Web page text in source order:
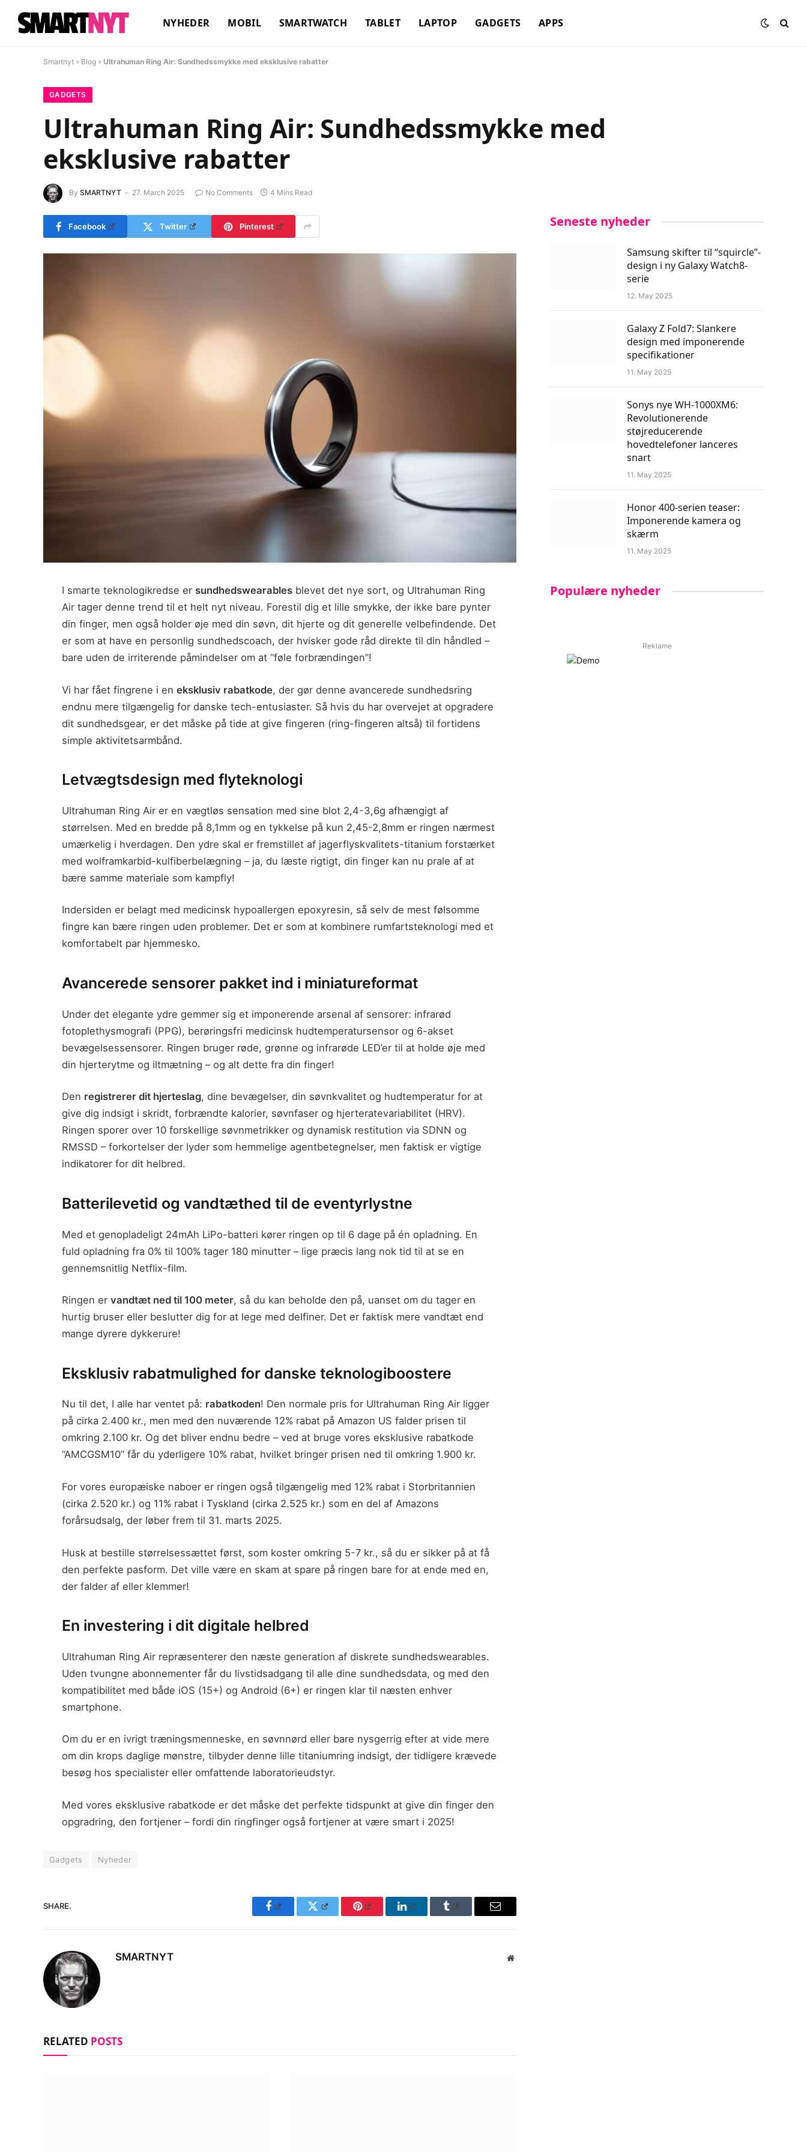
NYHEDER MOBIL SMARTWATCH TABLET LAPTOP GADGETS APPS
Smartnyt » Blog » Ultrahuman Ring Air: Sundhedssmykke med eksklusive rabatter
GADGETS
Ultrahuman Ring Air: Sundhedssmykke med
eksklusive rabatter
By SMARTNYT 27. March 2025 No Comments 4 Mins Read
Facebook Twitter Pinterest
I smarte teknologikredse er sundhedswearables blevet det nye sort, og Ultrahuman Ring
Air tager denne trend til et helt nyt niveau. Forestil dig et lille smykke, der ikke bare pynter
din finger, men også holder øje med din søvn, dit hjerte og dit generelle velbefindende. Det
er som at have en personlig sundhedscoach, der hvisker gode råd direkte til din håndled –
bare uden de irriterende påmindelser om at “føle forbrændingen”!
Vi har fået fingrene i en eksklusiv rabatkode, der gør denne avancerede sundhedsring
endnu mere tilgængelig for danske tech-entusiaster. Så hvis du har overvejet at opgradere
dit sundhedsgear, er det måske på tide at give fingeren (ring-fingeren altså) til fortidens
simple aktivitetsarmbånd.
Letvægtsdesign med flyteknologi
Ultrahuman Ring Air er en vægtløs sensation med sine blot 2,4-3,6g afhængigt af
størrelsen. Med en bredde på 8,1mm og en tykkelse på kun 2,45-2,8mm er ringen nærmest
umærkelig i hverdagen. Den ydre skal er fremstillet af jagerflyskvalitets-titanium forstærket
med wolframkarbid-kulfiberbelægning – ja, du læste rigtigt, din finger kan nu prale af at
bære samme materiale som kampfly!
Indersiden er belagt med medicinsk hypoallergen epoxyresin, så selv de mest følsomme
fingre kan bære ringen uden problemer. Det er som at kombinere rumfartsteknologi med et
komfortabelt par hjemmesko.
Avancerede sensorer pakket ind i miniatureformat
Under det elegante ydre gemmer sig et imponerende arsenal af sensorer: infrarød
fotoplethysmografi (PPG), berøringsfri medicinsk hudtemperatursensor og 6-akset
bevægelsessensorer. Ringen bruger røde, grønne og infrarøde LED’er til at holde øje med
din hjerterytme og iltmætning – og alt dette fra din finger!
Den registrerer dit hjerteslag, dine bevægelser, din søvnkvalitet og hudtemperatur for at
give dig indsigt i skridt, forbrændte kalorier, søvnfaser og hjerteratevariabilitet (HRV).
Ringen sporer over 10 forskellige søvnmetrikker og dynamisk restitution via SDNN og
RMSSD – forkortelser der lyder som hemmelige agentbetegnelser, men faktisk er vigtige
indikatorer for dit helbred.
Batterilevetid og vandtæthed til de eventyrlystne
Med et genopladeligt 24mAh LiPo-batteri kører ringen op til 6 dage på én opladning. En
fuld opladning fra 0% til 100% tager 180 minutter – lige præcis lang nok tid til at se en
gennemsnitlig Netflix-film.
Ringen er vandtæt ned til 100 meter, så du kan beholde den på, uanset om du tager en
hurtig bruser eller beslutter dig for at lege med delfiner. Det er faktisk mere vandtæt end
mange dyrere dykkerure!
Eksklusiv rabatmulighed for danske teknologiboostere
Nu til det, I alle har ventet på: rabatkoden! Den normale pris for Ultrahuman Ring Air ligger
på cirka 2.400 kr., men med den nuværende 12% rabat på Amazon US falder prisen til
omkring 2.100 kr. Og det bliver endnu bedre – ved at bruge vores eksklusive rabatkode
“AMCGSM10” får du yderligere 10% rabat, hvilket bringer prisen ned til omkring 1.900 kr.
For vores europæiske naboer er ringen også tilgængelig med 12% rabat i Storbritannien
(cirka 2.520 kr.) og 11% rabat i Tyskland (cirka 2.525 kr.) som en del af Amazons
forårsudsalg, der løber frem til 31. marts 2025.
Husk at bestille størrelsessættet først, som koster omkring 5-7 kr., så du er sikker på at få
den perfekte pasform. Det ville være en skam at spare på ringen bare for at ende med en,
der falder af eller klemmer!
En investering i dit digitale helbred
Ultrahuman Ring Air repræsenterer den næste generation af diskrete sundhedswearables.
Uden tvungne abonnementer får du livstidsadgang til alle dine sundhedsdata, og med den
kompatibilitet med både iOS (15+) og Android (6+) er ringen klar til næsten enhver
smartphone.
Om du er en ivrigt træningsmenneske, en søvnnørd eller bare nysgerrig efter at vide mere
om din krops daglige mønstre, tilbyder denne lille titaniumring indsigt, der tidligere krævede
besøg hos specialister eller omfattende laboratorieudstyr.
Med vores eksklusive rabatkode er det måske det perfekte tidspunkt at give din finger den
opgradring, den fortjener – fordi din ringfinger også fortjener at være smart i 2025!
Gadgets Nyheder
SHARE.
Facebook Twitter Pinterest LinkedIn Tumblr Email
SMARTNYT Website
RELATED POSTS
Seneste nyheder
Samsung skifter til “squircle”-
design i ny Galaxy Watch8-
serie
12. May 2025
Galaxy Z Fold7: Slankere
design med imponerende
specifikationer
11. May 2025
Sonys nye WH-1000XM6:
Revolutionerende
støjreducerende
hovedtelefoner lanceres
snart
11. May 2025
Honor 400-serien teaser:
Imponerende kamera og
skærm
11. May 2025
Populære nyheder
Reklame